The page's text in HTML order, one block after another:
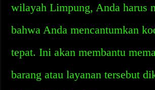
wilayah Limpung, Anda harus
bahwa Anda mencantumkan
tepat. Ini akan membantu
barang atau layanan tersebut